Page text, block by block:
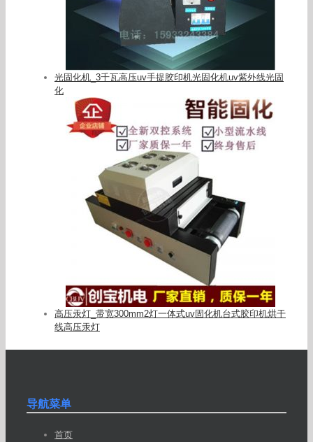
光固化机_3千瓦高压uv手提胶印机光固化机uv紫外线光固
化
高压汞灯_带宽300mm2灯一体式uv固化机台式胶印机烘干
线高压汞灯
导航菜单
首页